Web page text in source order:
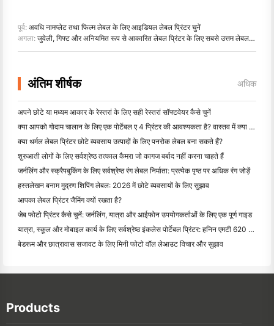
पूर्व: अवधि नामप्लेट तथा फिल्म लेबल के लिए आइडियल लेबल प्रिंटर चुनें
अगला: जुवेली, गिफ्ट और अनियमित रूप से आकारित लेबल प्रिंटर के लिए सबसे उत्तम लेबल प्रिंटर चुनें
अंतिम शीर्षक अधिक
अपने छोटे या मध्यम आकार के रेस्तरां के लिए सही रेस्तरां सॉफ्टवेयर कैसे चुनें
क्या आपको गोदाम चालान के लिए एक पोर्टेबल ए 4 प्रिंटर की आवश्यकता है? वास्तव में क्या काम करता है
क्या थर्मल लेबल प्रिंटर छोटे व्यवसाय उत्पादों के लिए पनरोक लेबल बना सकते हैं?
शुरुआती लोगों के लिए सर्वश्रेष्ठ तत्काल कैमरा जो कागज बर्बाद नहीं करना चाहते हैं
जर्नलिंग और स्क्रैपबुकिंग के लिए सर्वश्रेष्ठ रंग लेबल निर्माता: प्रत्येक पृष्ठ पर अधिक रंग जोड़ें
हस्तलेखन बनाम मुद्रण शिपिंग लेबल: 2026 में छोटे व्यवसायों के लिए सुझाव
आपका लेबल प्रिंटर जैमिंग क्यों रखता है?
जेब फोटो प्रिंटर कैसे चुनें: जर्नलिंग, यात्रा और आईफोन उपयोगकर्ताओं के लिए एक पूर्ण गाइड
यात्रा, स्कूल और मोबाइल कार्य के लिए सर्वश्रेष्ठ इंकलेस पोर्टेबल प्रिंटर: हनिन एमटी 620 प्रो समीक्षा
बेडरूम और छात्रावास सजावट के लिए मिनी फोटो वॉल लेआउट विचार और सुझाव
Products